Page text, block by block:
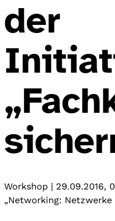
der
Workshop | 29.09.2016,
„Networking: